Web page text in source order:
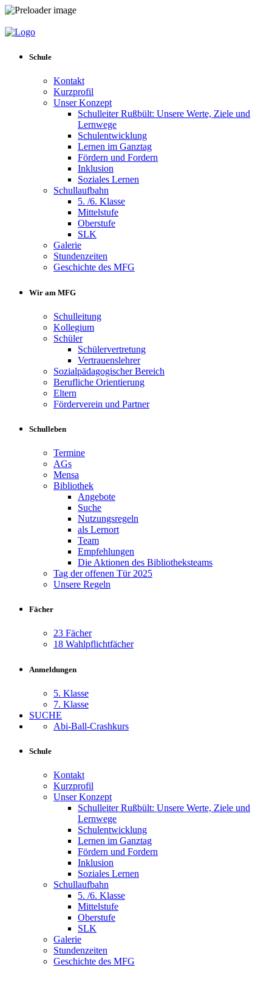
Schule
Kontakt
Kurzprofil
Unser Konzept
Schulleiter Rußbült: Unsere Werte, Ziele und
Lernwege
Schulentwicklung
Lernen im Ganztag
Fördern und Fordern
Inklusion
Soziales Lernen
Schullaufbahn
5. /6. Klasse
Mittelstufe
Oberstufe
SLK
Galerie
Stundenzeiten
Geschichte des MFG
Wir am MFG
Schulleitung
Kollegium
Schüler
Schülervertretung
Vertrauenslehrer
Sozialpädagogischer Bereich
Berufliche Orientierung
Eltern
Förderverein und Partner
Schulleben
Termine
AGs
Mensa
Bibliothek
Angebote
Suche
Nutzungsregeln
als Lernort
Team
Empfehlungen
Die Aktionen des Bibliotheksteams
Tag der offenen Tür 2025
Unsere Regeln
Fächer
23 Fächer
18 Wahlpflichtfächer
Anmeldungen
5. Klasse
7. Klasse
SUCHE
Abi-Ball-Crashkurs
Schule
Kontakt
Kurzprofil
Unser Konzept
Schulleiter Rußbült: Unsere Werte, Ziele und
Lernwege
Schulentwicklung
Lernen im Ganztag
Fördern und Fordern
Inklusion
Soziales Lernen
Schullaufbahn
5. /6. Klasse
Mittelstufe
Oberstufe
SLK
Galerie
Stundenzeiten
Geschichte des MFG